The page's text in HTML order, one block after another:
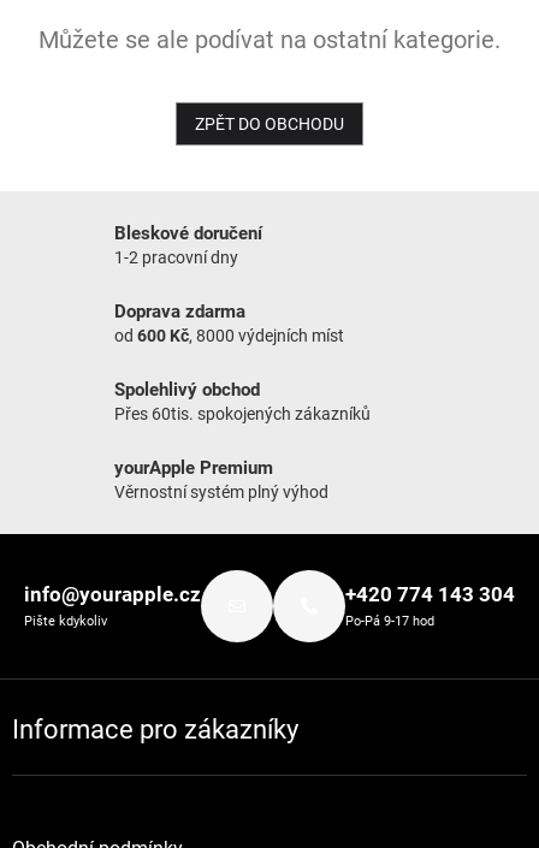
NOVINKY
Můžete se ale podívat na ostatní kategorie.
ZPĚT DO OBCHODU
Bleskové doručení
1-2 pracovní dny
Doprava zdarma
od 600 Kč, 8000 výdejních míst
Spolehlivý obchod
Přes 60tis. spokojených zákazníků
yourApple Premium
Věrnostní systém plný výhod
info@yourapple.cz
Pište kdykoliv
+420 774 143 304
Po-Pá 9-17 hod
Informace pro zákazníky